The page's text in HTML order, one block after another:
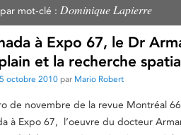
mot-clé : Dominique Lapierre
à Expo 67, le Dr
et la recherche
octobre 2010 par Mario Robert
de novembre de la revue Montréal
à Expo 67, l’oeuvre du docteur